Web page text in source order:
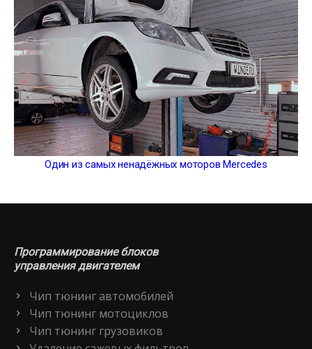
Один из самых ненадёжных моторов Mercedes
Программирование блоков
управления двигателем
Чип тюнинг автомобилей
Чип тюнинг мотоциклов
Чип тюнинг грузовиков